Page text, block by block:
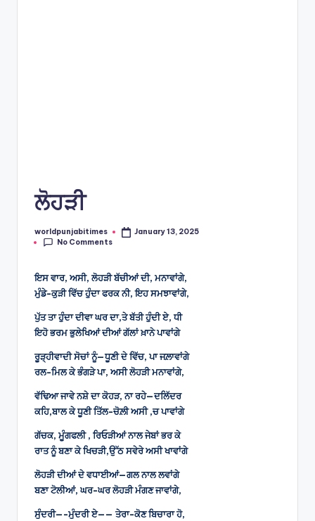
ਲੋਹੜੀ
Posted
by
worldpunjabitimes
January 13, 2025
No Comments
ਇਸ ਵਾਰ, ਅਸੀ, ਲੋਹੜੀ ਬੱਚੀਆਂ ਦੀ, ਮਨਾਵਾਂਗੇ,
ਮੁੰਡੇ-ਕੁੜੀ ਵਿੱਚ ਹੁੰਦਾ ਫਰਕ ਨੀ, ਇਹ ਸਮਝਾਵਾਂਗੇ,
ਪੁੱਤ ਤਾ ਹੁੰਦਾ ਦੀਵਾ ਘਰ ਦਾ,ਤੇ ਬੱਤੀ ਹੁੰਦੀ ਏ, ਧੀ
ਇਹੋ ਭਰਮ ਭੁਲੇਖਿਆਂ ਦੀਆਂ ਗੱਲਾਂ ਖ਼ਾਨੇ ਪਾਵਾਂਗੇ
ਰੂੜ੍ਹੀਵਾਦੀ ਸੋਚਾਂ ਨੂੰ—ਧੂਣੀ ਦੇ ਵਿੱਚ, ਪਾ ਜਲ਼ਾਵਾਂਗੇ
ਰਲ-ਮਿਲ ਕੇ ਭੰਗੜੇ ਪਾ, ਅਸੀ ਲੋਹੜੀ ਮਨਾਵਾਂਗੇ,
ਵੱਢਿਆ ਜਾਵੇ ਨਸ਼ੇ ਦਾ ਕੋਹੜ, ਨਾ ਰਹੇ—ਦਲਿੱਦਰ
ਕਹਿ,ਬਾਲ ਕੇ ਧੂਣੀ ਤਿੱਲ-ਚੋਲ਼ੀ ਅਸੀ ,ਚ ਪਾਵਾਂਗੇ
ਗੱਚਕ, ਮੂੰਗਫਲੀ , ਰਿਓੜੀਆਂ ਨਾਲ ਜੇਬਾਂ ਭਰ ਕੇ
ਰਾਤ ਨੂੰ ਬਣਾ ਕੇ ਖਿਚੜੀ,ਉੱਠ ਸਵੇਰੇ ਅਸੀ ਖਾਵਾਂਗੇ
ਲੋਹੜੀ ਦੀਆਂ ਦੇ ਵਧਾਈਆਂ—ਗਲ ਨਾਲ ਲਵਾਂਗੇ
ਬਣਾ ਟੋਲੀਆਂ, ਘਰ-ਘਰ ਲੋਹੜੀ ਮੰਗਣ ਜਾਵਾਂਗੇ,
ਸੁੰਦਰੀ—-ਮੁੰਦਰੀ ਏ—— ਤੇਰਾ-ਕੋਣ ਬਿਚਾਰਾ ਹੋ,